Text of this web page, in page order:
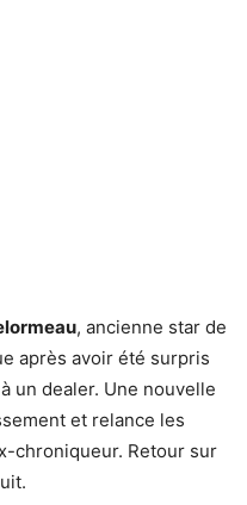
, ancienne star de
après avoir été surpris
à un dealer. Une nouvelle
et relance les
chroniqueur. Retour sur